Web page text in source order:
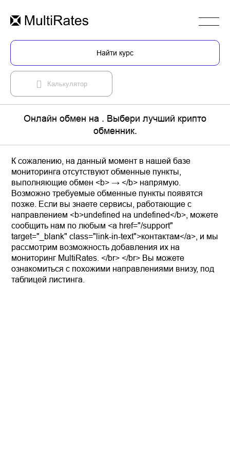
Найти курс
Калькулятор
Онлайн обмен на . Выбери лучший крипто
обменник.
К сожалению, на данный момент в нашей базе
мониторинга отсутствуют обменные пункты,
выполняющие обмен <b> → </b> напрямую.
Возможно требуемые обменные пункты появятся
позже. Если вы знаете сервисы, работающие с
направлением <b>undefined на undefined</b>, можете
сообщить нам по любым <a href="/support"
target="_blank" class="link-in-text">контактам</a>, и мы
рассмотрим возможность добавления их на
мониторинг MultiRates. </br> </br> Вы можете
ознакомиться с похожими направлениями внизу, под
таблицей листинга.